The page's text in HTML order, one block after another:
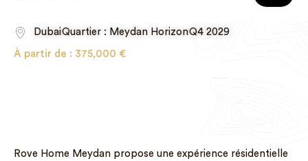
DubaiQuartier : Meydan HorizonQ4 2029
À partir de : 375,000 €
Rove Home Meydan propose une expérience résidentielle